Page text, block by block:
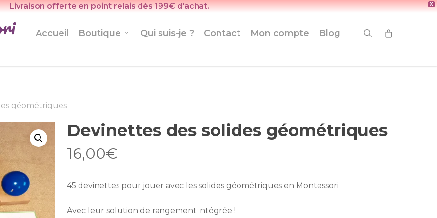
X
Livraison offerte en point relais dès 199€ d'achat.
Accueil Boutique Qui suis-je ? Contact Mon compte Blog search
géométriques
Devinettes des solides géométriques
16,00€
45 devinettes pour jouer avec les solides géométriques en Montessori
Avec leur solution de rangement intégrée !